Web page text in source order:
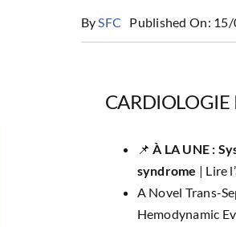
BySFC Published On:
📌 À LA UNE :
syndrome | Lire
A Novel Trans-
Hemodynamic